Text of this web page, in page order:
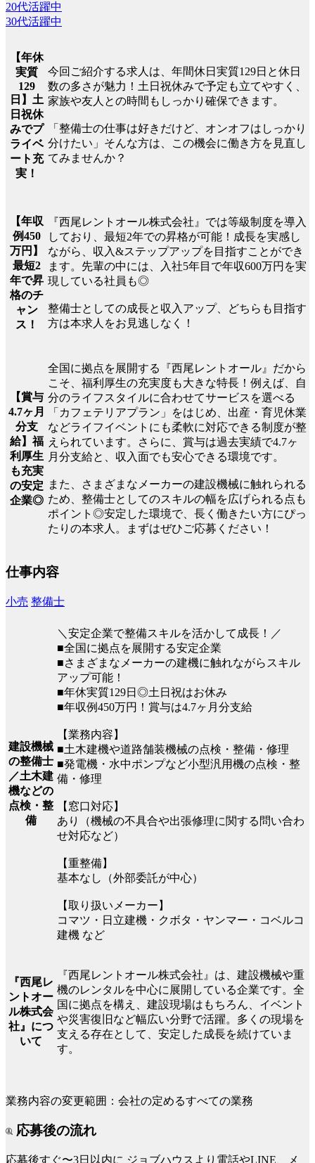
20代活躍中
30代活躍中
【年休
実質
129
日】土
日祝休
みでプ
ライベ
ート充
実！
今回ご紹介する求人は、年間休日実質129日と休日
数の多さが魅力！土日祝休みで予定も立てやすく、
家族や友人との時間もしっかり確保できます。
「整備士の仕事は好きだけど、オンオフはしっかり
分けたい」そんな方は、この機会に働き方を見直し
てみませんか？
【年収
例450
万円】
最短2
年で昇
格のチ
ャン
ス！
『西尾レントオール株式会社』では等級制度を導入
しており、最短2年での昇格が可能！成長を実感し
ながら、収入&ステップアップを目指すことができ
ます。先輩の中には、入社5年目で年収600万円を実
現している社員も◎
整備士としての成長と収入アップ、どちらも目指す
方は本求人をお見逃しなく！
【賞与
4.7ヶ月
分支
給】福
利厚生
も充実
の安定
企業◎
全国に拠点を展開する『西尾レントオール』だから
こそ、福利厚生の充実度も大きな特長！例えば、自
分のライフスタイルに合わせてサービスを選べる
「カフェテリアプラン」をはじめ、出産・育児休業
などライフイベントにも柔軟に対応できる制度が整
えられています。さらに、賞与は過去実績で4.7ヶ
月分支給と、収入面でも安心できる環境です。
また、さまざまなメーカーの建設機械に触れられる
ため、整備士としてのスキルの幅を広げられる点も
ポイント◎安定した環境で、長く働きたい方にぴっ
たりの本求人。まずはぜひご応募ください！
仕事内容
小売 整備士
建設機械
の整備士
／土木建
機などの
点検・整
備
＼安定企業で整備スキルを活かして成長！／
■全国に拠点を展開する安定企業
■さまざまなメーカーの建機に触れながらスキル
アップ可能！
■年休実質129日◎土日祝はお休み
■年収例450万円！賞与は4.7ヶ月分支給
【業務内容】
■土木建機や道路舗装機械の点検・整備・修理
■発電機・水中ポンプなど小型汎用機の点検・整
備・修理
【窓口対応】
あり（機械の不具合や出張修理に関する問い合わ
せ対応など）
【重整備】
基本なし（外部委託が中心）
【取り扱いメーカー】
コマツ・日立建機・クボタ・ヤンマー・コベルコ
建機 など
『西尾レ
ントオー
ル株式会
社』につ
いて
『西尾レントオール株式会社』は、建設機械や重
機のレンタルを中心に展開している企業です。全
国に拠点を構え、建設現場はもちろん、イベント
や災害復旧など幅広い分野で活躍。多くの現場を
支える存在として、安定した成長を続けていま
す。
業務内容の変更範囲：会社の定めるすべての業務
応募後の流れ
応募後すぐ〜3日以内に ジョブハウスより電話やLINE、メ